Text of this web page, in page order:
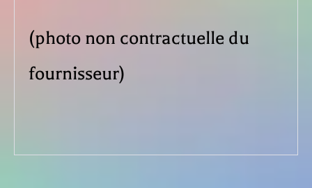
(photo non contractuelle du
fournisseur)